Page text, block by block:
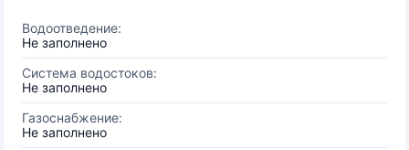
Водоотведение:
Не заполнено
Система водостоков:
Не заполнено
Газоснабжение:
Не заполнено